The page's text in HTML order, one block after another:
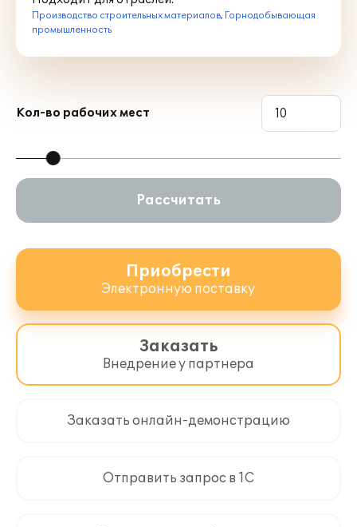
Производство строительных материалов, Горнодобывающая
промышленность
Кол-во рабочих мест
Рассчитать
Приобрести
Электронную поставку
Заказать
Внедрение у партнера
Заказать онлайн-демонстрацию
Отправить запрос в 1С